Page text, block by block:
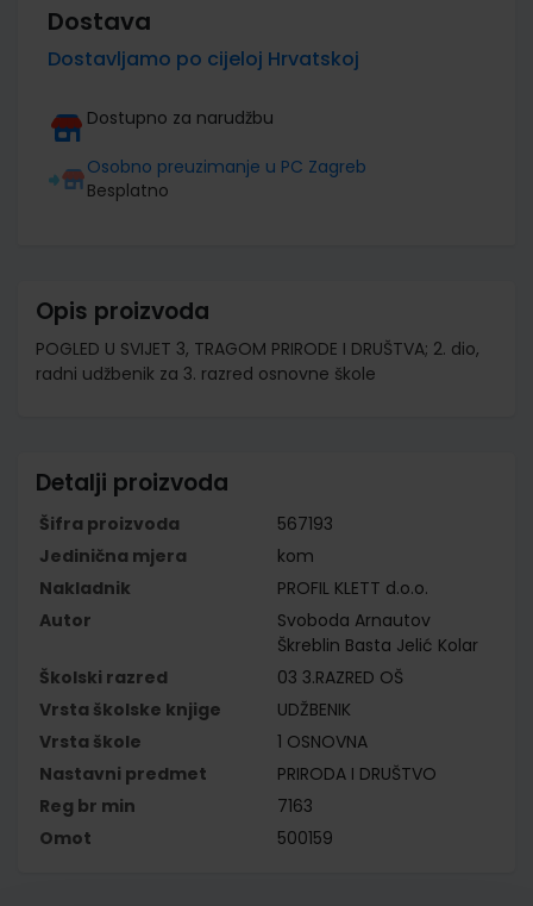
Dostava
Dostavljamo po cijeloj Hrvatskoj
Dostupno za narudžbu
Osobno preuzimanje u PC Zagreb
Besplatno
Opis proizvoda
POGLED U SVIJET 3, TRAGOM PRIRODE I DRUŠTVA; 2. dio,
radni udžbenik za 3. razred osnovne škole
Detalji proizvoda
Šifra proizvoda
567193
Jedinična mjera
kom
Nakladnik
PROFIL KLETT d.o.o.
Autor
Svoboda Arnautov
Škreblin Basta Jelić Kolar
Školski razred
03 3.RAZRED OŠ
Vrsta školske knjige
UDŽBENIK
Vrsta škole
1 OSNOVNA
Nastavni predmet
PRIRODA I DRUŠTVO
Reg br min
7163
Omot
500159